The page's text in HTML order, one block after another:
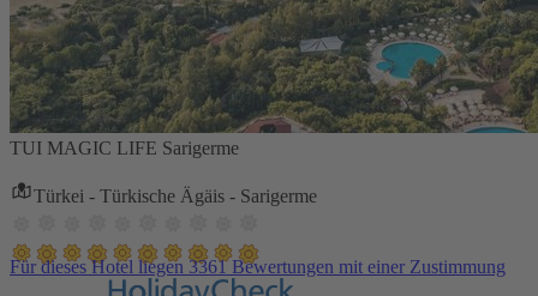
TUI MAGIC LIFE Sarigerme
Türkei - Türkische Ägäis - Sarigerme
Für dieses Hotel liegen 3361 Bewertungen mit einer Zustimmung